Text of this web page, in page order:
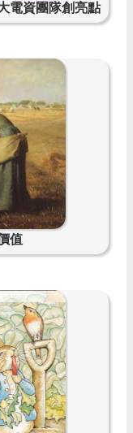
電資團隊創亮點
值